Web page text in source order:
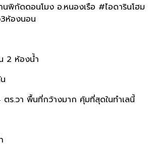
นพิกัดดอนโมง อ.หนองเรือ #ไอดารินโฮม
ห้องนอน
2 ห้องน้ำ
ร.วา พื้นที่กว้างมาก คุ้มที่สุดในทำเลนี้